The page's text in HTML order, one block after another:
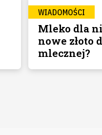
WIADOMOŚCI
Mleko dla
nowe złoto
mlecznej?